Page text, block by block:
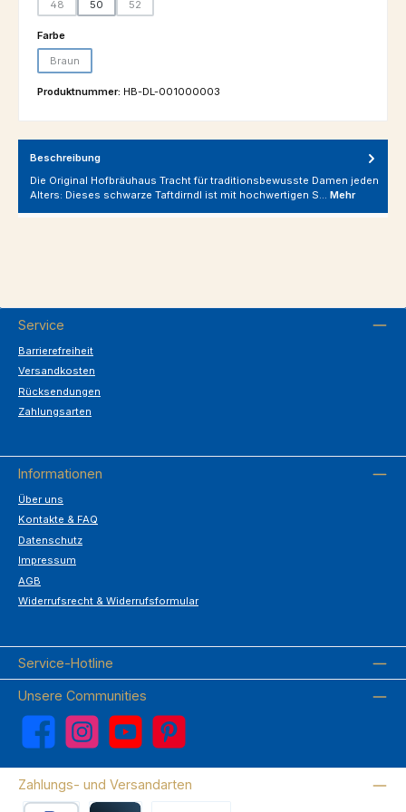
48
(Diese Option ist zurzeit nicht verfügbar.)
50 52
(Diese Option ist zurzeit nicht verfügbar.)
Farbeauswählen
Braun
Produktnummer: HB-DL-001000003
Beschreibung
Die Original Hofbräuhaus Tracht für traditionsbewusste Damen jeden
Alters: Dieses schwarze Taftdirndl ist mit hochwertigen S… Mehr
Service
Barrierefreiheit
Versandkosten
Rücksendungen
Zahlungsarten
Informationen
Über uns
Kontakte & FAQ
Datenschutz
Impressum
AGB
Widerrufsrecht & Widerrufsformular
Service-Hotline
Unsere Communities
Facebook Instagram YouTube Pinterest
Zahlungs- und Versandarten